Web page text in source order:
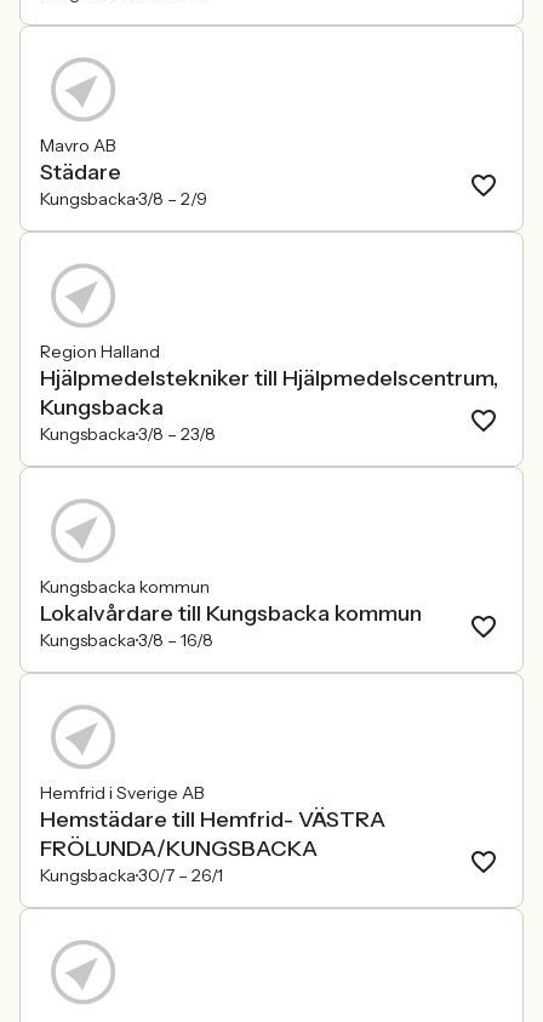
Mavro AB
Städare
Kungsbacka3/8 – 2/9
Region Halland
Hjälpmedelstekniker till Hjälpmedelscentrum,
Kungsbacka
Kungsbacka3/8 – 23/8
Kungsbacka kommun
Lokalvårdare till Kungsbacka kommun
Kungsbacka3/8 – 16/8
Hemfrid i Sverige AB
Hemstädare till Hemfrid- VÄSTRA
FRÖLUNDA/KUNGSBACKA
Kungsbacka30/7 – 26/1